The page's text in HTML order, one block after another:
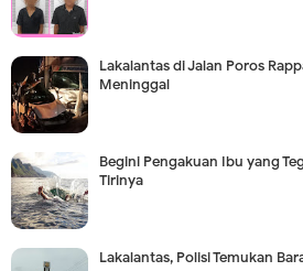
Lakalantas di Jalan Poros
Meninggal
Begini Pengakuan Ibu yang
Tirinya
Lakalantas, Polisi Temukan